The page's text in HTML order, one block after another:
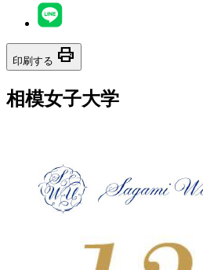
印刷する print
相模女子大学